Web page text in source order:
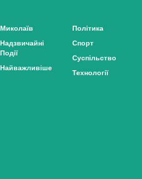
Миколаїв
Надзвичайні
Події
Найважливіше
Політика
Спорт
Суспільство
Технології